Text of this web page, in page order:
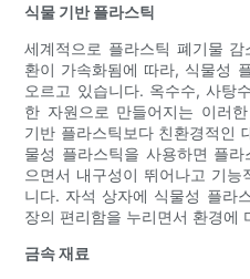
식물 기반 플라스틱
세계적으로 플라스틱 폐기물
환이 가속화됨에 따라, 식물성
오르고 있습니다. 옥수수, 사탕
한 자원으로 만들어지는 이러
기반 플라스틱보다 친환경적인
물성 플라스틱을 사용하면 플
으면서 내구성이 뛰어나고 기
니다. 자석 상자에 식물성 플라
장의 편리함을 누리면서 환경에
금속 재료